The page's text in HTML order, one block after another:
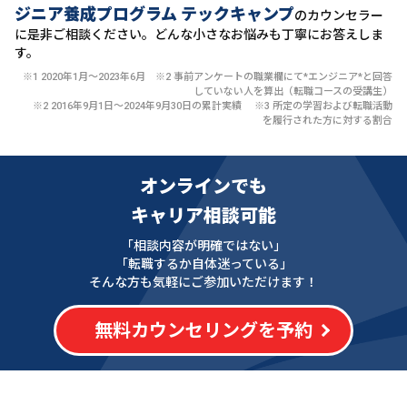
ジニア養成プログラム テックキャンプのカウンセラー
に是非ご相談ください。どんな小さなお悩みも丁寧にお答えしま
す。
※1 2020年1月〜2023年6月 ※2 事前アンケートの職業欄にて*エンジニア*と回答
していない人を算出（転職コースの受講生）
※2 2016年9月1日〜2024年9月30日の累計実績 ※3 所定の学習および転職活動
を履行された方に対する割合
オンラインでも
キャリア相談可能
「相談内容が明確ではない」
「転職するか自体迷っている」
そんな方も気軽にご参加いただけます！
無料カウンセリングを予約